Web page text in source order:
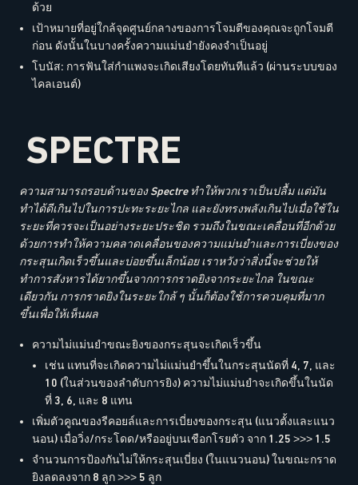
ด้วย
เป้าหมายที่อยู่ใกล้จุดศูนย์กลางของการโจมตีของคุณจะถูกโจมตี
ก่อน ดังนั้นในบางครั้งความแม่นยำยังคงจำเป็นอยู่
โบนัส: การฟันใส่กำแพงจะเกิดเสียงโดยทันทีแล้ว (ผ่านระบบของ
ไคลเอนต์)
SPECTRE
ความสามารถรอบด้านของ Spectre ทำให้พวกเราเป็นปลื้ม แต่มัน
ทำได้ดีเกินไปในการปะทะระยะไกล และยังทรงพลังเกินไปเมื่อใช้ใน
ระยะที่ควรจะเป็นอย่างระยะประชิด รวมถึงในขณะเคลื่อนที่อีกด้วย
ด้วยการทำให้ความคลาดเคลื่อนของความแม่นยำและการเบี่ยงของ
กระสุนเกิดเร็วขึ้นและบ่อยขึ้นเล็กน้อย เราหวังว่าสิ่งนี้จะช่วยให้
ทำการสังหารได้ยากขึ้นจากการกราดยิงจากระยะไกล ในขณะ
เดียวกัน การกราดยิงในระยะใกล้ ๆ นั้นก็ต้องใช้การควบคุมที่มาก
ขึ้นเพื่อให้เห็นผล
ความไม่แม่นยำขณะยิงของกระสุนจะเกิดเร็วขึ้น
เช่น แทนที่จะเกิดความไม่แม่นยำขึ้นในกระสุนนัดที่ 4, 7, และ
10 (ในส่วนของลำดับการยิง) ความไม่แม่นยำจะเกิดขึ้นในนัด
ที่ 3, 6, และ 8 แทน
เพิ่มตัวคูณของรีคอยล์และการเบี่ยงของกระสุน (แนวตั้งและแนว
นอน) เมื่อวิ่ง/กระโดด/หรืออยู่บนเชือกโรยตัว จาก 1.25 >>> 1.5
จำนวนการป้องกันไม่ให้กระสุนเบี่ยง (ในแนวนอน) ในขณะกราด
ยิงลดลงจาก 8 ลูก >>> 5 ลูก